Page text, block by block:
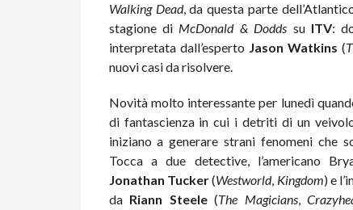
Walking Dead, da questa parte
stagione di McDonald & Dodds su ITV:
interpretata dall’esperto Jason Watkins (
nuovi casi da risolvere.
Novità molto interessante per lunedì
di fantascienza in cui i detriti di un
iniziano a generare strani fenomeni che
Tocca a due detective, l’americano
Jonathan Tucker(Westworld, Kingdom) e
da Riann Steele(The Magicians,